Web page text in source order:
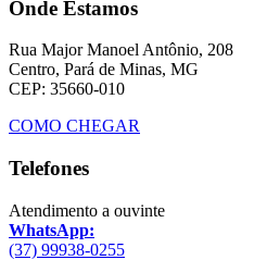
Onde Estamos
Rua Major Manoel Antônio, 208
Centro, Pará de Minas, MG
CEP: 35660-010
COMO CHEGAR
Telefones
Atendimento a ouvinte
WhatsApp:
(37) 99938-0255